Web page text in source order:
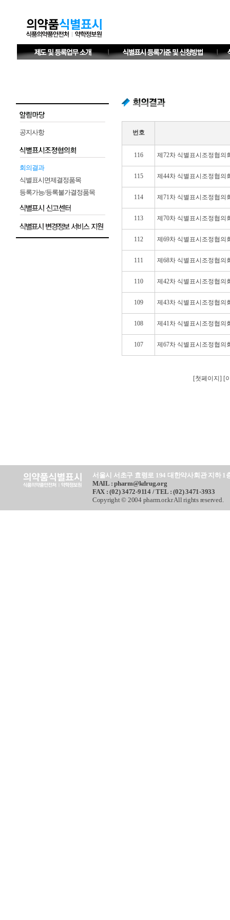
공지사항
회의결과
식별표시면제결정품목
등록가능/등록불가결정품목
번호
116 제72차 식별표시조정협의
115 제44차 식별표시조정협의
114 제71차 식별표시조정협의
113 제70차 식별표시조정협의
112 제69차 식별표시조정협의
111 제68차 식별표시조정협의
110 제42차 식별표시조정협의
109 제43차 식별표시조정협의
108 제41차 식별표시조정협의
107 제67차 식별표시조정협의
[첫페이지] [
서울시 서초구 효령로 194 대한약사회관 지하 1
MAIL : pharm@kdrug.org
FAX : (02) 3472-9114 / TEL : (02) 3471-3933
Copyright © 2004 pharm.or.kr All rights reserved.